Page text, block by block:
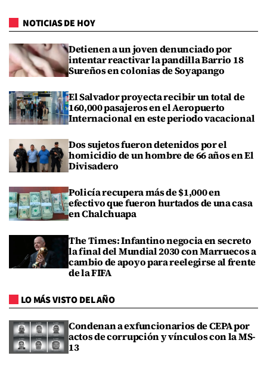
NOTICIAS DE HOY
Detienen a un joven denunciado por
intentar reactivar la pandilla Barrio 18
Sureños en colonias de Soyapango
El Salvador proyecta recibir un total de
160,000 pasajeros en el Aeropuerto
Internacional en este periodo vacacional
Dos sujetos fueron detenidos por el
homicidio de un hombre de 66 años en El
Divisadero
Policía recupera más de $1,000 en
efectivo que fueron hurtados de una casa
en Chalchuapa
The Times: Infantino negocia en secreto
la final del Mundial 2030 con Marruecos a
cambio de apoyo para reelegirse al frente
de la FIFA
LO MÁS VISTO DEL AÑO
Condenan a exfuncionarios de CEPA por
actos de corrupción y vínculos con la MS-
13